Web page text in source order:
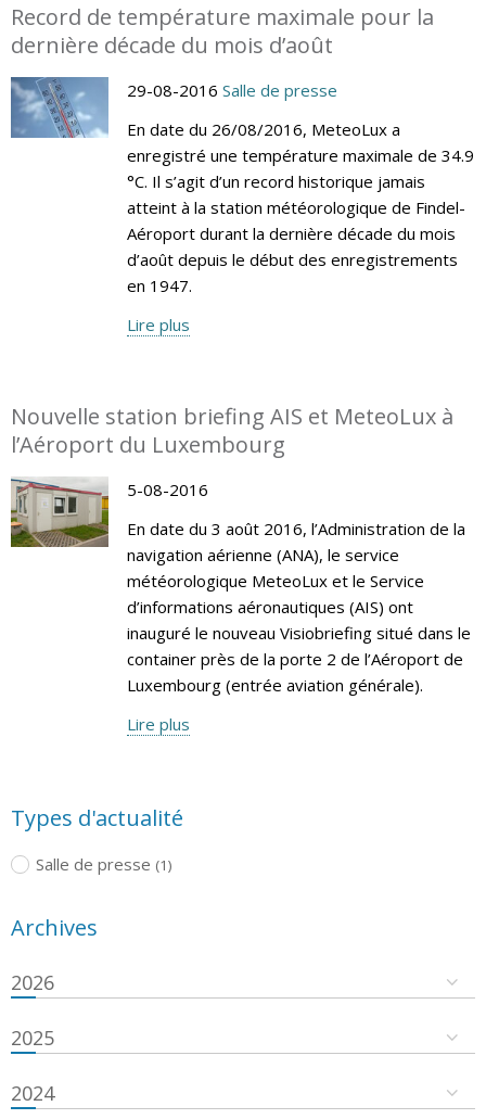
Record de température maximale pour la
dernière décade du mois d’août
29-08-2016 Salle de presse
En date du 26/08/2016, MeteoLux a
enregistré une température maximale de 34.9
°C. Il s’agit d’un record historique jamais
atteint à la station météorologique de Findel-
Aéroport durant la dernière décade du mois
d’août depuis le début des enregistrements
en 1947.
Lire plus
Nouvelle station briefing AIS et MeteoLux à
l’Aéroport du Luxembourg
5-08-2016
En date du 3 août 2016, l’Administration de la
navigation aérienne (ANA), le service
météorologique MeteoLux et le Service
d’informations aéronautiques (AIS) ont
inauguré le nouveau Visiobriefing situé dans le
container près de la porte 2 de l’Aéroport de
Luxembourg (entrée aviation générale).
Lire plus
Types d'actualité
Salle de presse (1)
Archives
2026
2025
2024